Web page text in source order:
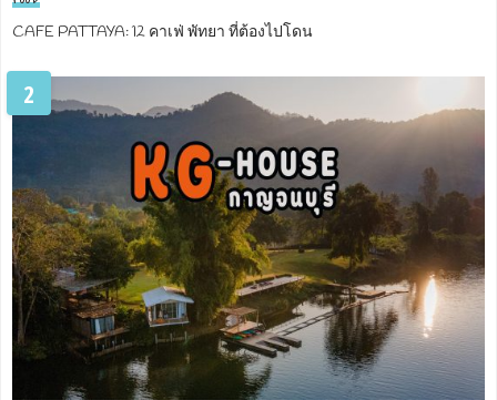
CAFE PATTAYA: 12 คาเฟ่ พัทยา ที่ต้องไปโดน
2